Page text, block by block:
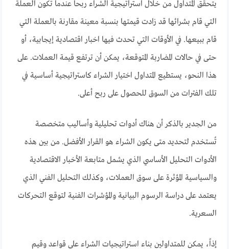
يتحقق المتداول من خلال استراتيجية الشراء ربحاً عندما تكون العملة
التي قام بشرائها قد زادت قيمتها بنسبة معينة مقارنة بالعملة التي
قام ببيعها. في الأوقات التي تحدث فيها اخبار اقتصادية إيجابية، أو
حتى في حالات المضاربة المتوقعة، يمكن أن ترتفع قيمة العملات. على
هذا النحو، يستطيع المتداول اختيار الشراء كاستراتيجية أساسية في
تلك الفترات من السوق للحصول على ربح أعلى.
من الجدير بالذكر أن هناك أدوات تحليلية وأساليب متخصصة
تُستخدم لتحديد متى يكون الشراء هو القرار الأفضل. من بين هذه
الأدوات التحليل الأساسي الذي يشمل متابعة الأخبار الاقتصادية
والسياسية المؤثرة على سوق العملات، وكذلك التحليل الفني الذي
يعتمد على دراسة الرسوم البيانية والمؤشرات الفنية لتوقع التحركات
السعرية.
إذاً، يمكن للمتداولين بناء استراتيجيات الشراء على قواعد وقيم